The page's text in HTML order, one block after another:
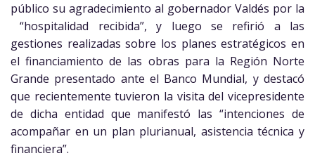
público su agradecimiento al gobernador Valdés por la
“hospitalidad recibida”, y luego se refirió a las
gestiones realizadas sobre los planes estratégicos en
el financiamiento de las obras para la Región Norte
Grande presentado ante el Banco Mundial, y destacó
que recientemente tuvieron la visita del vicepresidente
de dicha entidad que manifestó las “intenciones de
acompañar en un plan plurianual, asistencia técnica y
financiera”.